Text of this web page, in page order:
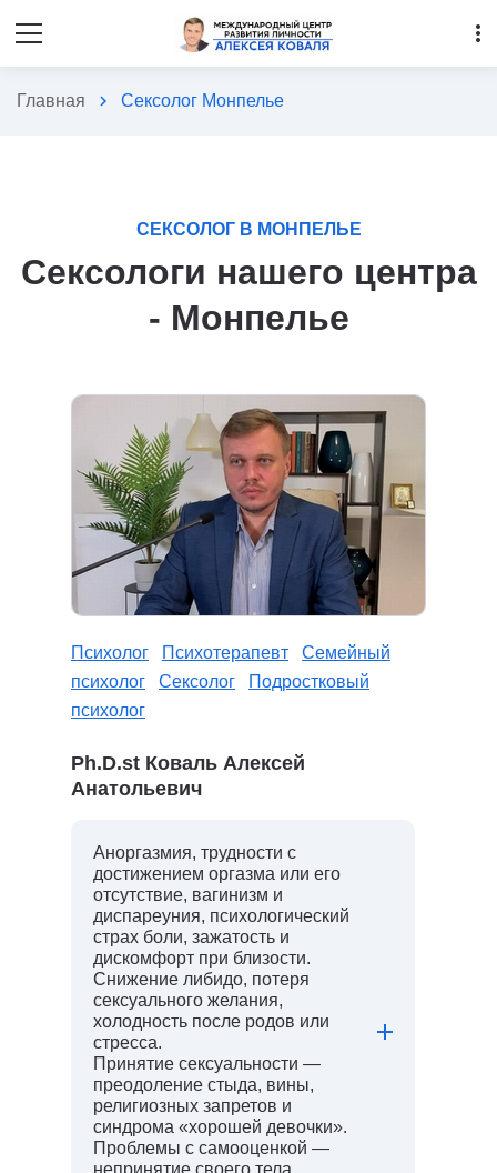
more_vert
Главная chevron_right Сексолог Монпелье
СЕКСОЛОГ В МОНПЕЛЬЕ
Сексологи нашего центра
- Монпелье
Психолог Психотерапевт
Семейный
психолог
Сексолог
Подростковый
психолог
Ph.D.st Коваль Алексей
Анатольевич
Аноргазмия, трудности с
достижением оргазма или его
отсутствие, вагинизм и
диспареуния, психологический
страх боли, зажатость и
дискомфорт при близости.
Снижение либидо, потеря
сексуального желания,
холодность после родов или
стресса.
Принятие сексуальности —
преодоление стыда, вины,
религиозных запретов и
синдрома «хорошей девочки».
Проблемы с самооценкой —
непринятие своего тела